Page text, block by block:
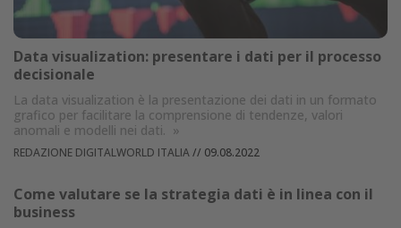
Data visualization: presentare i dati per il processo
decisionale
La data visualization è la presentazione dei dati in un formato
grafico per facilitare la comprensione di tendenze, valori
anomali e modelli nei dati. »
REDAZIONE DIGITALWORLD ITALIA// 09.08.2022
Come valutare se la strategia dati è in linea con il
business